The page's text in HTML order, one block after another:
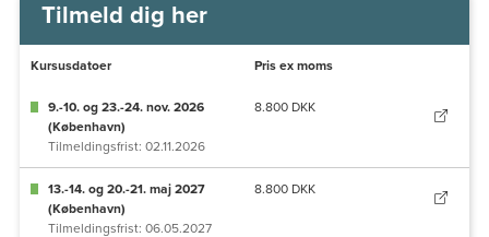
Tilmeld dig her
Kursusdatoer Pris ex moms
9.-10. og 23.-24. nov. 2026
(København)
Tilmeldingsfrist: 02.11.2026
8.800 DKK
13.-14. og 20.-21. maj 2027
(København)
Tilmeldingsfrist: 06.05.2027
8.800 DKK